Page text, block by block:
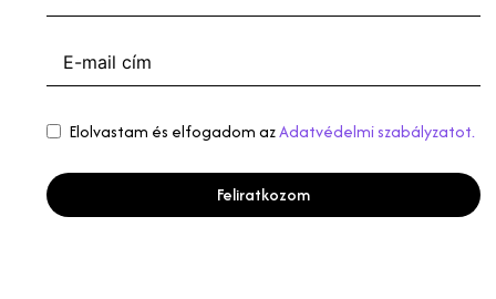
Elolvastam és elfogadom azAdatvédelmi szabályzatot.
Feliratkozom